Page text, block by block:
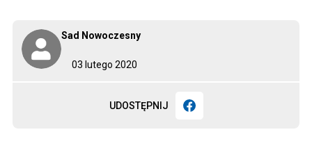
03 lutego 2020
Sad Nowoczesny
UDOSTĘPNIJ